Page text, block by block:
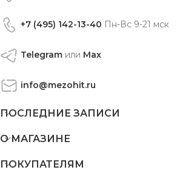
+7 (495) 142-13-40 Пн-Вс 9-21 мск
Telegram или Max
info@mezohit.ru
ПОСЛЕДНИЕ ЗАПИСИ
О МАГАЗИНЕ
ПОКУПАТЕЛЯМ